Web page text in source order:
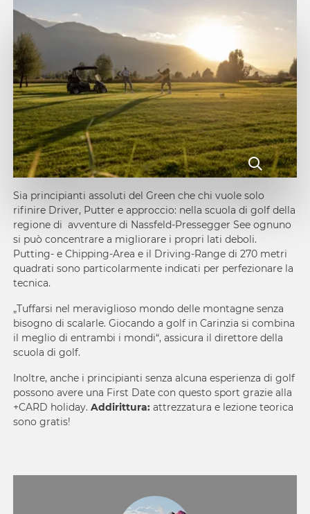
Sia principianti assoluti del Green che chi vuole solo
rifinire Driver, Putter e approccio: nella scuola di golf della
regione di avventure di Nassfeld-Pressegger See ognuno
si può concentrare a migliorare i propri lati deboli.
Putting- e Chipping-Area e il Driving-Range di 270 metri
quadrati sono particolarmente indicati per perfezionare la
tecnica.
„Tuffarsi nel meraviglioso mondo delle montagne senza
bisogno di scalarle. Giocando a golf in Carinzia si combina
il meglio di entrambi i mondi“, assicura il direttore della
scuola di golf.
Inoltre, anche i principianti senza alcuna esperienza di golf
possono avere una First Date con questo sport grazie alla
+CARD holiday. Addirittura: attrezzatura e lezione teorica
sono gratis!